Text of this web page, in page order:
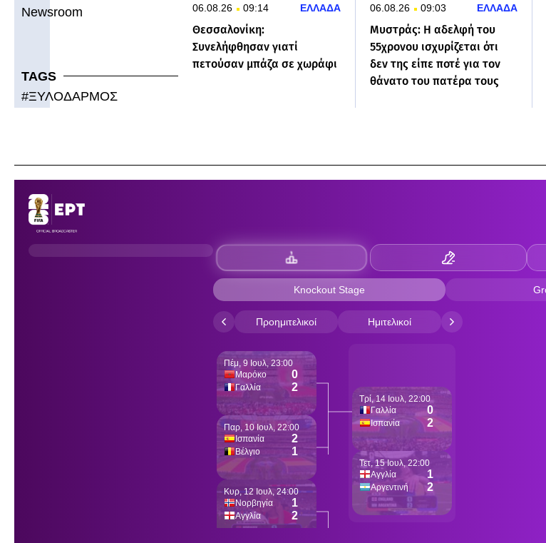
Newsroom
TAGS
#ΞΥΛΟΔΑΡΜΟΣ
06.08.26 09:14 ΕΛΛΑΔΑ
Θεσσαλονίκη:
Συνελήφθησαν γιατί
πετούσαν μπάζα σε χωράφι
06.08.26 09:03 ΕΛΛΑΔΑ
Μυστράς: Η αδελφή του
55χρονου ισχυρίζεται ότι
δεν της είπε ποτέ για τον
θάνατο του πατέρα τους